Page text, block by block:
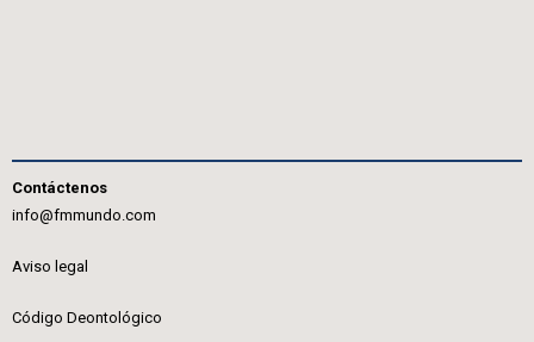
Contáctenos
info@fmmundo.com
Aviso legal
Código Deontológico